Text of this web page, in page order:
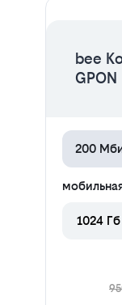
bee
GPON
200
1024 Гб